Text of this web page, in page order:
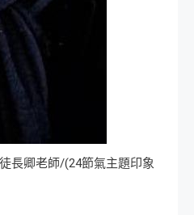
長卿老師/(24節氣主題印象